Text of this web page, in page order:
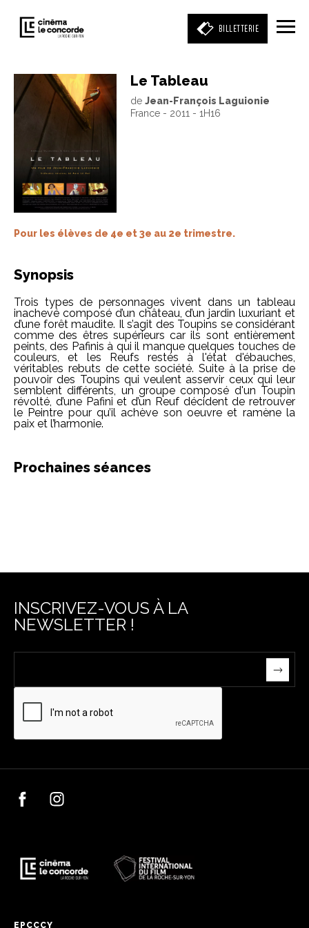
BILLETTERIE
Entrez votre mot clé
(film, réalisateur, acteur, événement)
Le Tableau
de Jean-François Laguionie
France - 2011 - 1H16
Pour les élèves de 4e et 3e au 2e trimestre.
Synopsis
Trois types de personnages vivent dans un tableau
inachevé composé d’un château, d’un jardin luxuriant et
d’une forêt maudite. Il s’agit des Toupins se considérant
comme des êtres supérieurs car ils sont entièrement
peints, des Pafinis à qui il manque quelques touches de
couleurs, et les Reufs restés à l'état d'ébauches,
véritables rebuts de cette société. Suite à la prise de
pouvoir des Toupins qui veulent asservir ceux qui leur
semblent différents, un groupe composé d'un Toupin
révolté, d’une Pafini et d’un Reuf décident de retrouver
le Peintre pour qu’il achève son oeuvre et ramène la
paix et l’harmonie.
Prochaines séances
INSCRIVEZ-VOUS À LA
NEWSLETTER !
EPCCCY